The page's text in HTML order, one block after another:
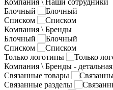
Компания \ Наши сотрудники
Блочный
Списком
Компания \ Бренды
Блочный
Списком
Только логотипы
Компания \ Бренды - детальная
Связанные товары
Связанные разделы